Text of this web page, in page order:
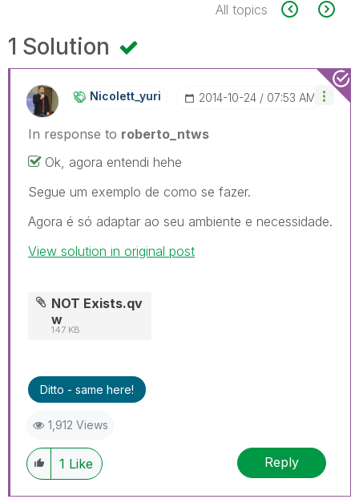
All topics
1 Solution
Nicolett_yuri ‎2014-10-24 07:53 AM
In response to roberto_ntws
Ok, agora entendi hehe
Segue um exemplo de como se fazer.
Agora é só adaptar ao seu ambiente e necessidade.
View solution in original post
NOT Exists.qv
w
147 KB
Ditto - same here!
1,912 Views
1 Like Reply